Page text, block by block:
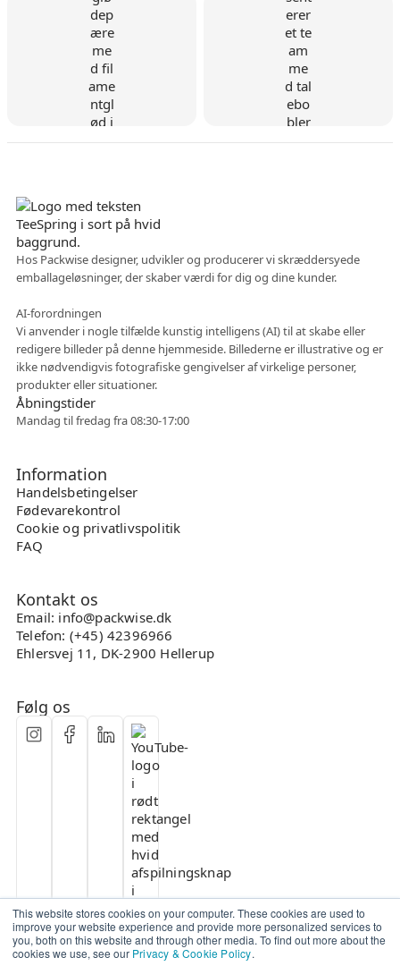
This website stores cookies on your computer. These cookies are used to
improve your website experience and provide more personalized services to
you, both on this website and through other media. To find out more about the
cookies we use, see our Privacy & Cookie Policy.
Hos Packwise designer, udvikler og producerer vi skræddersyede
emballageløsninger, der skaber værdi for dig og dine kunder.
AI-forordningen
Vi anvender i nogle tilfælde kunstig intelligens (AI) til at skabe eller
redigere billeder på denne hjemmeside. Billederne er illustrative og er
ikke nødvendigvis fotografiske gengivelser af virkelige personer,
produkter eller situationer.
Åbningstider
Mandag til fredag fra 08:30-17:00
Information
Handelsbetingelser
Fødevarekontrol
Cookie og privatlivspolitik
FAQ
Kontakt os
Email: info@packwise.dk
Telefon: (+45) 42396966
Ehlersvej 11, DK-2900 Hellerup
Følg os